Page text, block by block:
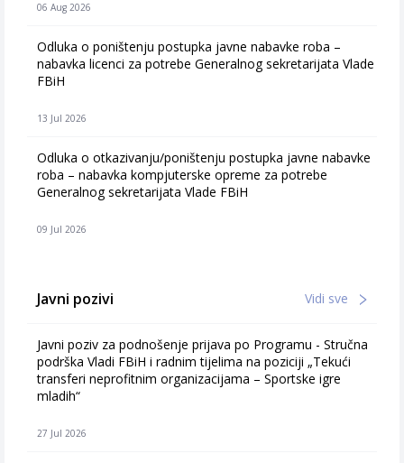
06 Aug 2026
Odluka o poništenju postupka javne nabavke roba –
nabavka licenci za potrebe Generalnog sekretarijata Vlade
FBiH
13 Jul 2026
Odluka o otkazivanju/poništenju postupka javne nabavke
roba – nabavka kompjuterske opreme za potrebe
Generalnog sekretarijata Vlade FBiH
09 Jul 2026
Javni pozivi Vidi sve
Javni poziv za podnošenje prijava po Programu - Stručna
podrška Vladi FBiH i radnim tijelima na poziciji „Tekući
transferi neprofitnim organizacijama – Sportske igre
mladih“
27 Jul 2026